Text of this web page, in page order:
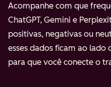
Acompanhe com que
ChatGPT, Gemini e
positivas, negativas ou
esses dados ficam ao lado
para que você conecte o